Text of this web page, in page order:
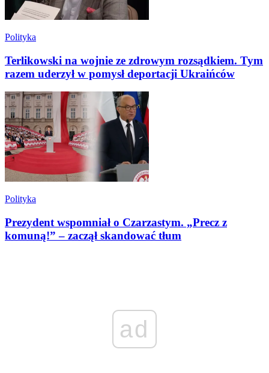
Polityka
Terlikowski na wojnie ze zdrowym rozsądkiem. Tym
razem uderzył w pomysł deportacji Ukraińców
Polityka
Prezydent wspomniał o Czarzastym. „Precz z
komuną!” – zaczął skandować tłum
ad